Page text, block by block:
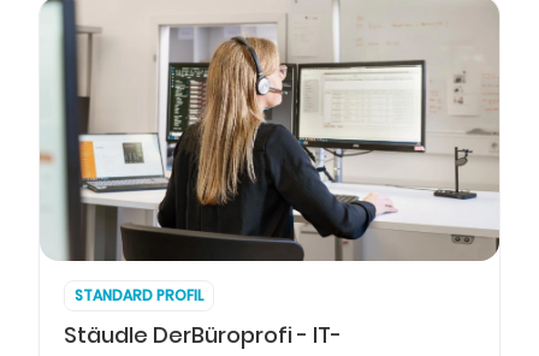
STANDARD PROFIL
Stäudle DerBüroprofi - IT-